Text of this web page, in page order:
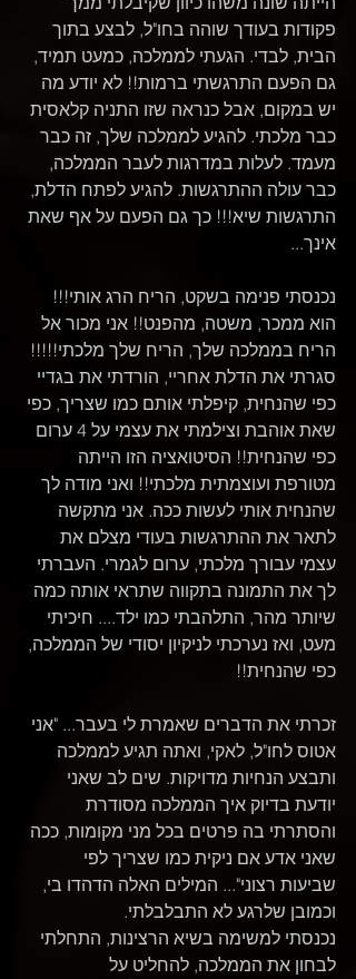
פקודות בעודך שוהה בחו"ל, לבצע בתוך
הבית, לבדי. הגעתי לממלכה, כמעט תמיד,
גם הפעם התרגשתי ברמות!! לא יודע מה
יש במקום, אבל כנראה שזו התניה קלאסית
כבר מלכתי. להגיע לממלכה שלך, זה כבר
מעמד. לעלות במדרגות לעבר הממלכה,
כבר עולה ההתרגשות. להגיע לפתח הדלת,
התרגשות שיא!!! כך גם הפעם על אף שאת
אינך...
נכנסתי פנימה בשקט, הריח הרג אותי!!!
הוא ממכר, משטה, מהפנט!! אני מכור אל
הריח בממלכה שלך, הריח שלך מלכתי!!!!!
סגרתי את הדלת אחריי, הורדתי את בגדיי
כפי שהנחית, קיפלתי אותם כמו שצריך, כפי
שאת אוהבת וצילמתי את עצמי על 4 ערום
כפי שהנחית!! הסיטואציה הזו הייתה
מטורפת ועוצמתית מלכתי!! ואני מודה לך
שהנחית אותי לעשות ככה. אני מתקשה
לתאר את ההתרגשות בעודי מצלם את
עצמי עבורך מלכתי, ערום לגמרי. העברתי
לך את התמונה בתקווה שתראי אותה כמה
שיותר מהר, התלהבתי כמו ילד.... חיכיתי
מעט, ואז נערכתי לניקיון יסודי של הממלכה,
כפי שהנחית!!
זכרתי את הדברים שאמרת לי בעבר... "אני
אטוס לחו"ל, לאקי, ואתה תגיע לממלכה
ותבצע הנחיות מדויקות. שים לב שאני
יודעת בדיוק איך הממלכה מסודרת
והסתרתי בה פרטים בכל מני מקומות, ככה
שאני אדע אם ניקית כמו שצריך לפי
שביעות רצוני"... המילים האלה הדהדו בי,
וכמובן שלרגע לא התבלבלתי.
נכנסתי למשימה בשיא הרצינות, התחלתי
לבחון את הממלכה, להחליט על